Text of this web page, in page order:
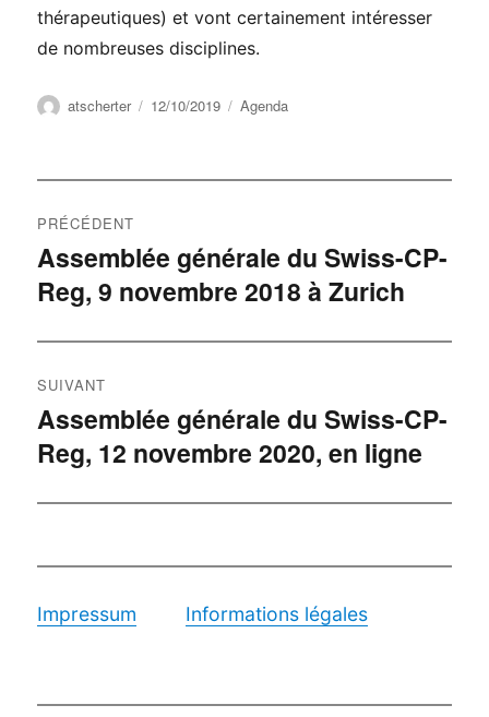
thérapeutiques) et vont certainement intéresser
de nombreuses disciplines.
Auteur
atscherter
Publié
12/10/2019 Catégories
Agenda
de
l’article
PRÉCÉDENT
Publication
précédente :
Assemblée générale du Swiss-CP-
Reg, 9 novembre 2018 à Zurich
SUIVANT
Publication
suivante :
Assemblée générale du Swiss-CP-
Reg, 12 novembre 2020, en ligne
Impressum Informations légales